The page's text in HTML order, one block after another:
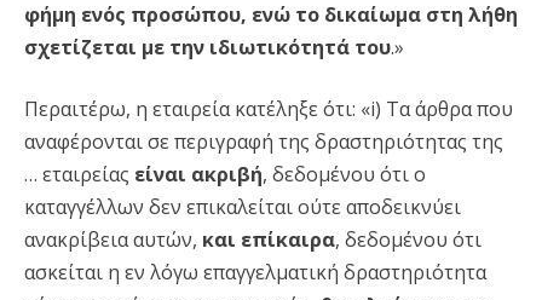
φήμη ενός προσώπου, ενώ το δικαίωμα στη λήθη
σχετίζεται με την ιδιωτικότητά του.»
Περαιτέρω, η εταιρεία κατέληξε ότι: «i) Τα άρθρα που
αναφέρονται σε περιγραφή της δραστηριότητας της
… εταιρείας είναι ακριβή, δεδομένου ότι ο
καταγγέλλων δεν επικαλείται ούτε αποδεικνύει
ανακρίβεια αυτών, και επίκαιρα, δεδομένου ότι
ασκείται η εν λόγω επαγγελματική δραστηριότητα